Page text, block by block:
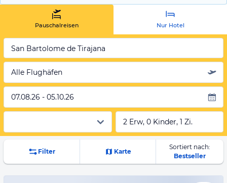
Pauschalreisen Nur Hotel
San Bartolome de Tirajana
Alle Flughäfen
07.08.26 - 05.10.26
2 Erw, 0 Kinder, 1 Zi.
Filter Karte
Sortiert nach:
Bestseller